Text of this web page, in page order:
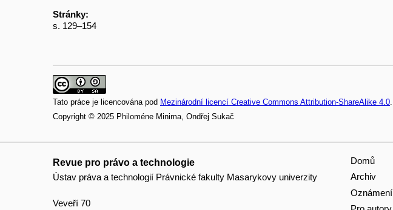
Stránky:
s. 129–154
Tato práce je licencována pod Mezinárodní licencí Creative Commons Attribution-ShareAlike 4.0.
Copyright © 2025 Philoméne Minima, Ondřej Sukač
Revue pro právo a technologie
Ústav práva a technologií Právnické fakulty Masarykovy univerzity
Veveří 70
Domů
Archiv
Oznámení